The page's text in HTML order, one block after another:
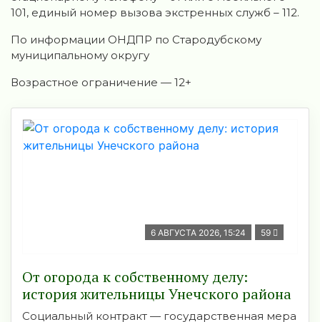
101, единый номер вызова экстренных служб – 112.
По информации ОНДПР по Стародубскому
муниципальному округу
Возрастное ограничение — 12+
6 АВГУСТА 2026, 15:24 59
От огорода к собственному делу:
история жительницы Унечского района
Социальный контракт — государственная мера